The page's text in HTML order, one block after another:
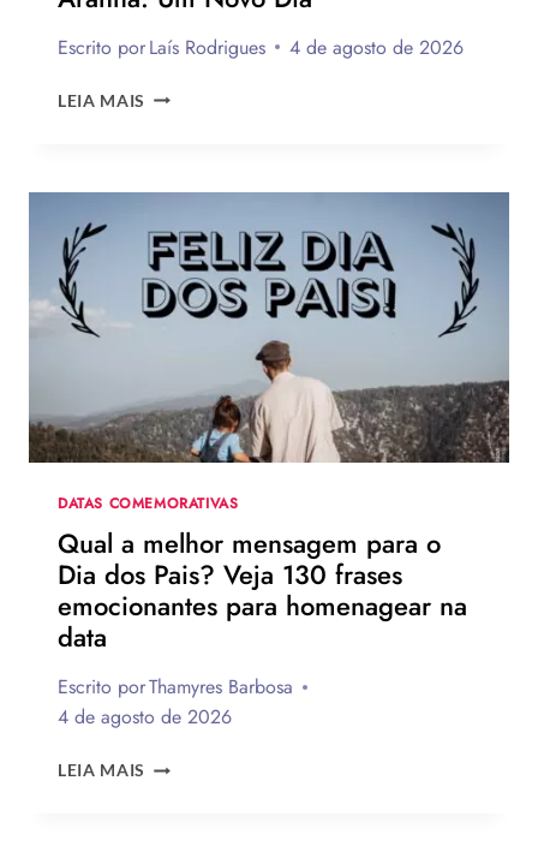
Escrito porLaís Rodrigues 4 de agosto de 2026
LEIA MAIS OS
ZENDAYA
TURNÊ
DE
DIVULGAÇÃO
DE
UM
NOVO
DIA
DATAS COMEMORATIVAS
Qual a melhor mensagem para o
Dia dos Pais? Veja 130 frases
emocionantes para homenagear na
data
Escrito porThamyres Barbosa
4 de agosto de 2026
LEIA MAIS QUAL